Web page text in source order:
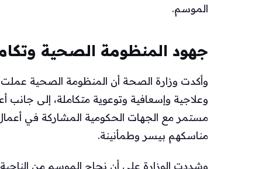
الموسم.
جهود المنظومة الصحية
وأكدت وزارة الصحة أن المنظومة الصحية
وعلاجية وإسعافية وتوعوية متكاملة، إلى جانب
مستمر مع الجهات الحكومية المشاركة في
مناسكهم بيسر وطمأنينة.
وشددت الوزارة على أن نجاح الموسم من